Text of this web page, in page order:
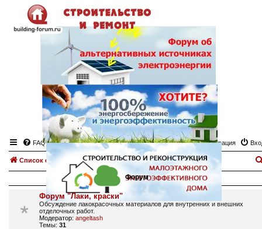
FAQ Регистрация
Список форумов Лаки, краски
Форум
Форум "Лаки, краски"
Обсуждение лакокрасочных материалов для внутренних и внешних
отделочных работ.
Модератор: angeltash
Темы: 31